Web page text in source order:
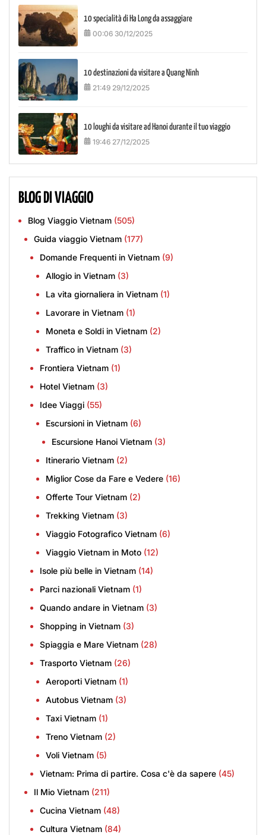
10 specialità di Ha Long da assaggiare
00:06 30/12/2025
10 destinazioni da visitare a Quang Ninh
21:49 29/12/2025
10 loughi da visitare ad Hanoi durante il tuo viaggio
19:46 27/12/2025
BLOG DI VIAGGIO
Blog Viaggio Vietnam (505)
Guida viaggio Vietnam (177)
Domande Frequenti in Vietnam (9)
Allogio in Vietnam (3)
La vita giornaliera in Vietnam (1)
Lavorare in Vietnam (1)
Moneta e Soldi in Vietnam (2)
Traffico in Vietnam (3)
Frontiera Vietnam (1)
Hotel Vietnam (3)
Idee Viaggi (55)
Escursioni in Vietnam (6)
Escursione Hanoi Vietnam (3)
Itinerario Vietnam (2)
Miglior Cose da Fare e Vedere (16)
Offerte Tour Vietnam (2)
Trekking Vietnam (3)
Viaggio Fotografico Vietnam (6)
Viaggio Vietnam in Moto (12)
Isole più belle in Vietnam (14)
Parci nazionali Vietnam (1)
Quando andare in Vietnam (3)
Shopping in Vietnam (3)
Spiaggia e Mare Vietnam (28)
Trasporto Vietnam (26)
Aeroporti Vietnam (1)
Autobus Vietnam (3)
Taxi Vietnam (1)
Treno Vietnam (2)
Voli Vietnam (5)
Vietnam: Prima di partire. Cosa c'è da sapere (45)
Il Mio Vietnam (211)
Cucina Vietnam (48)
Cultura Vietnam (84)